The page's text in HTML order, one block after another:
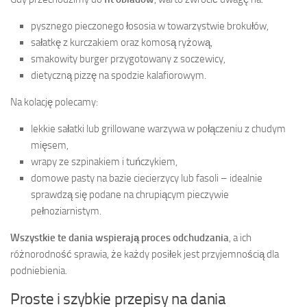
pysznego pieczonego łososia w towarzystwie brokułów,
sałatkę z kurczakiem oraz komosą ryżową,
smakowity burger przygotowany z soczewicy,
dietyczną pizzę na spodzie kalafiorowym.
Na kolację polecamy:
lekkie sałatki lub grillowane warzywa w połączeniu z chudym
mięsem,
wrapy ze szpinakiem i tuńczykiem,
domowe pasty na bazie ciecierzycy lub fasoli – idealnie
sprawdzą się podane na chrupiącym pieczywie
pełnoziarnistym.
Wszystkie te dania wspierają proces odchudzania, a ich
różnorodność sprawia, że każdy posiłek jest przyjemnością dla
podniebienia.
Proste i szybkie przepisy na dania